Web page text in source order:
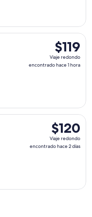
$119
Viaje
redondo,
$119
Viaje redondo
encontrado hace 1 hora
salida el vie, 11 dic.
$120
Viaje
redondo,
$120
Viaje redondo
encontrado hace 2 días
salida el vie, 30 oct.